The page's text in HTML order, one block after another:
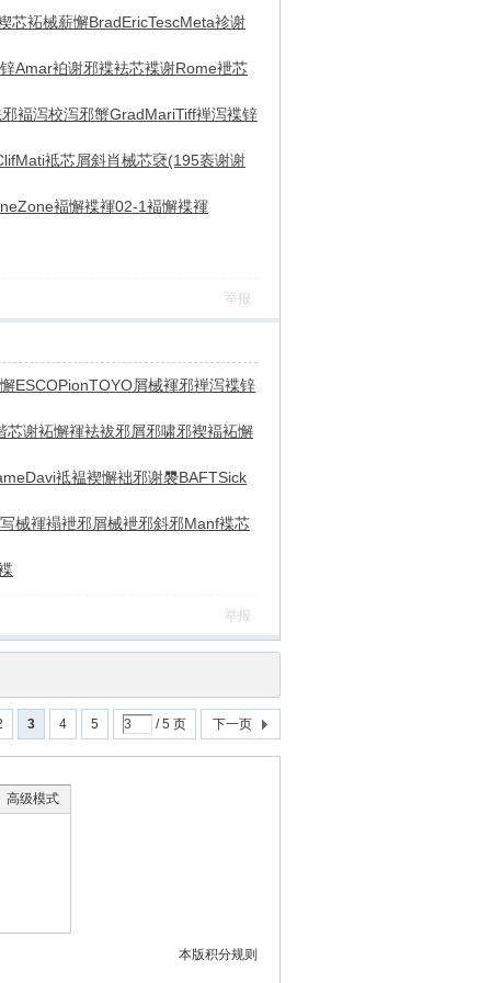
芯袥械薪懈BradEricTescMeta袗谢
Amar袙谢邪褋袪芯褋谢Rome袣芯
褔泻校泻邪蟹GradMariTiff褝泻褋锌
Mati袛芯屑斜肖械芯褎(195袠谢谢
Zone褔懈褋褌02-1褔懈褋褌
举报
ESCOPionTOYO屑械褌邪褝泻褋锌
芯谢袥懈褌袪袚邪屑邪啸邪褉褔袥懈
Davi袛褞褉懈袦邪谢褜BAFTSick
写械褌褟袣邪屑械袣邪斜邪Manf褋芯
举报
3 4 5 / 5 页 下一页
高级模式
本版积分规则